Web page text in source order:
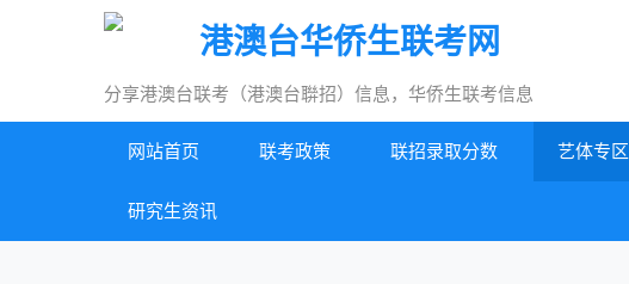
港澳台华侨生联考网
分享港澳台联考（港澳台聨招）信息，华侨生联考信息
网站首页 联考政策 联招录取分数 艺体专区
研究生资讯